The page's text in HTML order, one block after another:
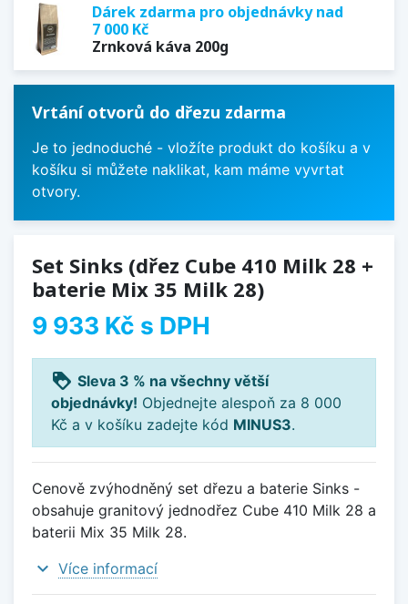
Dárek zdarma pro objednávky nad
7 000 Kč
Zrnková káva 200g
Vrtání otvorů do dřezu zdarma
Je to jednoduché - vložíte produkt do košíku a v
košíku si můžete naklikat, kam máme vyvrtat
otvory.
Set Sinks (dřez Cube 410 Milk 28 +
baterie Mix 35 Milk 28)
9 933 Kč s DPH
loyalty Sleva 3 % na všechny větší
objednávky! Objednejte alespoň za 8 000
Kč a v košíku zadejte kód MINUS3.
Cenově zvýhodněný set dřezu a baterie Sinks -
obsahuje granitový jednodřez Cube 410 Milk 28 a
baterii Mix 35 Milk 28.
expand_more Více informací